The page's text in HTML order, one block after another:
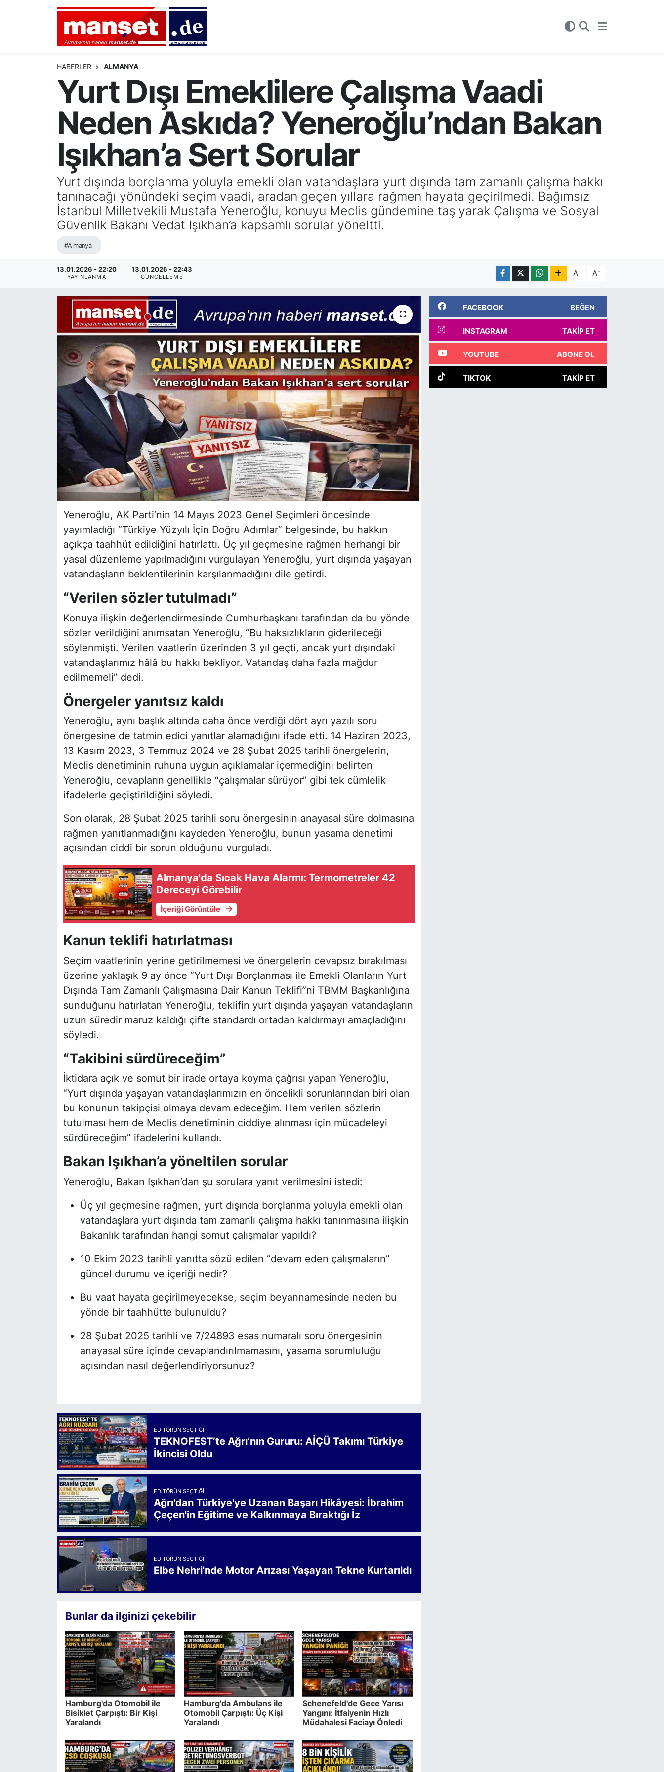
HABERLER ALMANYA
Yurt Dışı Emeklilere Çalışma Vaadi
Neden Askıda? Yeneroğlu’ndan Bakan
Işıkhan’a Sert Sorular
Yurt dışında borçlanma yoluyla emekli olan vatandaşlara yurt dışında tam zamanlı çalışma hakkı
tanınacağı yönündeki seçim vaadi, aradan geçen yıllara rağmen hayata geçirilmedi. Bağımsız
İstanbul Milletvekili Mustafa Yeneroğlu, konuyu Meclis gündemine taşıyarak Çalışma ve Sosyal
Güvenlik Bakanı Vedat Işıkhan’a kapsamlı sorular yöneltti.
#Almanya
13.01.2026 - 22:20
YAYINLANMA
13.01.2026 - 22:43
GÜNCELLEME A- A+
Yeneroğlu, AK Parti’nin 14 Mayıs 2023 Genel Seçimleri öncesinde
yayımladığı “Türkiye Yüzyılı İçin Doğru Adımlar” belgesinde, bu hakkın
açıkça taahhüt edildiğini hatırlattı. Üç yıl geçmesine rağmen herhangi bir
yasal düzenleme yapılmadığını vurgulayan Yeneroğlu, yurt dışında yaşayan
vatandaşların beklentilerinin karşılanmadığını dile getirdi.
“Verilen sözler tutulmadı”
Konuya ilişkin değerlendirmesinde Cumhurbaşkanı tarafından da bu yönde
sözler verildiğini anımsatan Yeneroğlu, “Bu haksızlıkların giderileceği
söylenmişti. Verilen vaatlerin üzerinden 3 yıl geçti, ancak yurt dışındaki
vatandaşlarımız hâlâ bu hakkı bekliyor. Vatandaş daha fazla mağdur
edilmemeli” dedi.
Önergeler yanıtsız kaldı
Yeneroğlu, aynı başlık altında daha önce verdiği dört ayrı yazılı soru
önergesine de tatmin edici yanıtlar alamadığını ifade etti. 14 Haziran 2023,
13 Kasım 2023, 3 Temmuz 2024 ve 28 Şubat 2025 tarihli önergelerin,
Meclis denetiminin ruhuna uygun açıklamalar içermediğini belirten
Yeneroğlu, cevapların genellikle “çalışmalar sürüyor” gibi tek cümlelik
ifadelerle geçiştirildiğini söyledi.
Son olarak, 28 Şubat 2025 tarihli soru önergesinin anayasal süre dolmasına
rağmen yanıtlanmadığını kaydeden Yeneroğlu, bunun yasama denetimi
açısından ciddi bir sorun olduğunu vurguladı.
Almanya'da Sıcak Hava Alarmı: Termometreler 42
Dereceyi Görebilir
İçeriği Görüntüle
Kanun teklifi hatırlatması
Seçim vaatlerinin yerine getirilmemesi ve önergelerin cevapsız bırakılması
üzerine yaklaşık 9 ay önce “Yurt Dışı Borçlanması ile Emekli Olanların Yurt
Dışında Tam Zamanlı Çalışmasına Dair Kanun Teklifi”ni TBMM Başkanlığına
sunduğunu hatırlatan Yeneroğlu, teklifin yurt dışında yaşayan vatandaşların
uzun süredir maruz kaldığı çifte standardı ortadan kaldırmayı amaçladığını
söyledi.
“Takibini sürdüreceğim”
İktidara açık ve somut bir irade ortaya koyma çağrısı yapan Yeneroğlu,
“Yurt dışında yaşayan vatandaşlarımızın en öncelikli sorunlarından biri olan
bu konunun takipçisi olmaya devam edeceğim. Hem verilen sözlerin
tutulması hem de Meclis denetiminin ciddiye alınması için mücadeleyi
sürdüreceğim” ifadelerini kullandı.
Bakan Işıkhan’a yöneltilen sorular
Yeneroğlu, Bakan Işıkhan’dan şu sorulara yanıt verilmesini istedi:
Üç yıl geçmesine rağmen, yurt dışında borçlanma yoluyla emekli olan
vatandaşlara yurt dışında tam zamanlı çalışma hakkı tanınmasına ilişkin
Bakanlık tarafından hangi somut çalışmalar yapıldı?
10 Ekim 2023 tarihli yanıtta sözü edilen “devam eden çalışmaların”
güncel durumu ve içeriği nedir?
Bu vaat hayata geçirilmeyecekse, seçim beyannamesinde neden bu
yönde bir taahhütte bulunuldu?
28 Şubat 2025 tarihli ve 7/24893 esas numaralı soru önergesinin
anayasal süre içinde cevaplandırılmamasını, yasama sorumluluğu
açısından nasıl değerlendiriyorsunuz?
EDITÖRÜN SEÇTIĞI
TEKNOFEST’te Ağrı’nın Gururu: AİÇÜ Takımı Türkiye
İkincisi Oldu
EDITÖRÜN SEÇTIĞI
Ağrı'dan Türkiye'ye Uzanan Başarı Hikâyesi: İbrahim
Çeçen'in Eğitime ve Kalkınmaya Bıraktığı İz
EDITÖRÜN SEÇTIĞI
Elbe Nehri'nde Motor Arızası Yaşayan Tekne Kurtarıldı
Bunlar da ilginizi çekebilir
Hamburg'da Otomobil ile
Bisiklet Çarpıştı: Bir Kişi
Yaralandı
Hamburg'da Ambulans ile
Otomobil Çarpıştı: Üç Kişi
Yaralandı
Schenefeld'de Gece Yarısı
Yangını: İtfaiyenin Hızlı
Müdahalesi Faciayı Önledi
FACEBOOK BEĞEN
INSTAGRAM TAKIP ET
YOUTUBE ABONE OL
TIKTOK TAKIP ET
AVRUPA
ALMANYA
TÜRKİYE
DEUTSCH
EKONOMİ
SAĞLIK
Nöbetçi Eczaneler
Hava Durumu
Namaz Vakitleri
Trafik Durumu
Tüm Manşetler
Son Dakika Haberleri
Haber Arşivi